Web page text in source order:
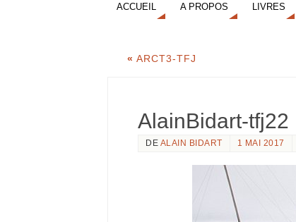
ACCUEIL A PROPOS LIVRES
« ARCT3-TFJ
AlainBidart-tfj22
DE ALAIN BIDART 1 MAI 2017